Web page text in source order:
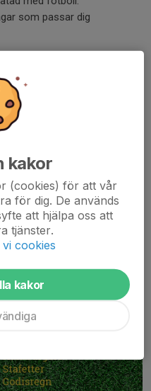
som passar dig
+ Wallenstam-
kakor
(cookies) för att vår
för dig. De används
att hjälpa oss att
tjänster.
cookies
kakor